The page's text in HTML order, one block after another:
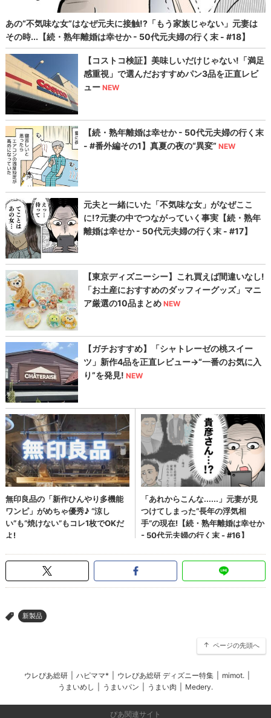
> 新製品
ページの先頭へ
ウレぴあ総研 ハピママ* ウレぴあ総研 ディズニー特集 mimot.
うまいめし
うまいパン うまい肉 Medery.
ぴあ関連サイト